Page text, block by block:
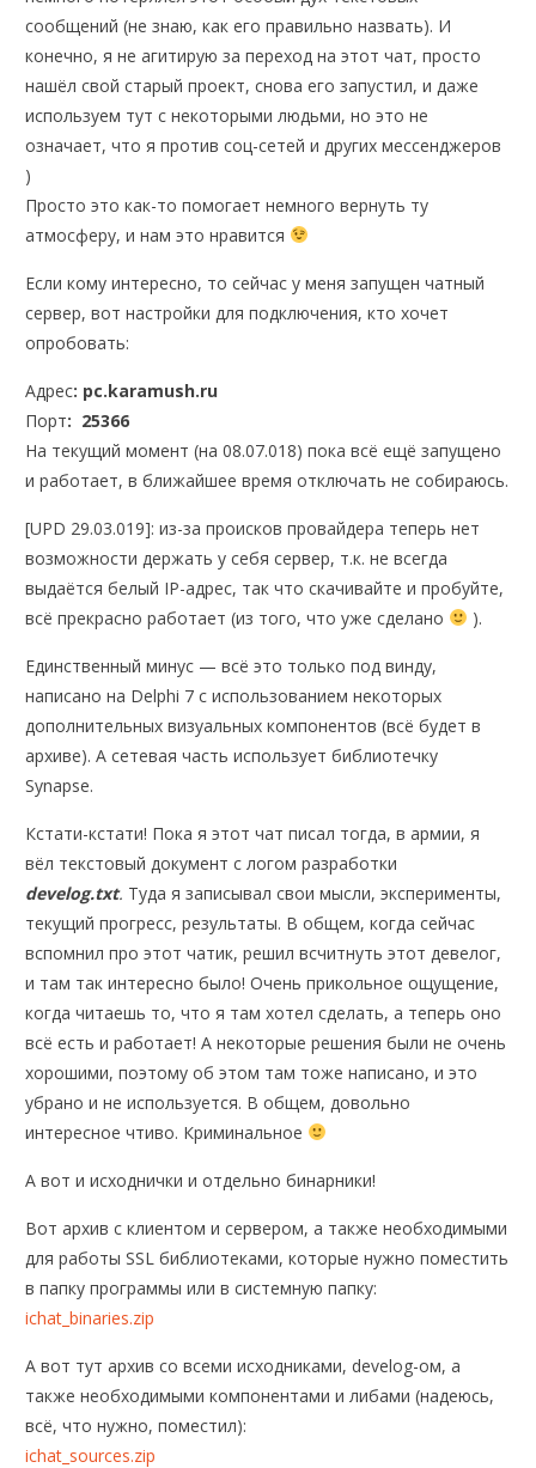
сообщений (не знаю, как его правильно назвать). И
конечно, я не агитирую за переход на этот чат, просто
нашёл свой старый проект, снова его запустил, и даже
используем тут с некоторыми людьми, но это не
означает, что я против соц-сетей и других мессенджеров
)
Просто это как-то помогает немного вернуть ту
атмосферу, и нам это нравится
Если кому интересно, то сейчас у меня запущен чатный
сервер, вот настройки для подключения, кто хочет
опробовать:
Адрес: pc.karamush.ru
Порт: 25366
На текущий момент (на 08.07.018) пока всё ещё запущено
и работает, в ближайшее время отключать не собираюсь.
[UPD 29.03.019]: из-за происков провайдера теперь нет
возможности держать у себя сервер, т.к. не всегда
выдаётся белый IP-адрес, так что скачивайте и пробуйте,
всё прекрасно работает (из того, что уже сделано
).
Единственный минус — всё это только под винду,
написано на Delphi 7 с использованием некоторых
дополнительных визуальных компонентов (всё будет в
архиве). А сетевая часть использует библиотечку
Synapse.
Кстати-кстати! Пока я этот чат писал тогда, в армии, я
вёл текстовый документ с логом разработки
develog.txt. Туда я записывал свои мысли, эксперименты,
текущий прогресс, результаты. В общем, когда сейчас
вспомнил про этот чатик, решил всчитнуть этот девелог,
и там так интересно было! Очень прикольное ощущение,
когда читаешь то, что я там хотел сделать, а теперь оно
всё есть и работает! А некоторые решения были не очень
хорошими, поэтому об этом там тоже написано, и это
убрано и не используется. В общем, довольно
интересное чтиво. Криминальное
А вот и исходнички и отдельно бинарники!
Вот архив с клиентом и сервером, а также необходимыми
для работы SSL библиотеками, которые нужно поместить
в папку программы или в системную папку:
ichat_binaries.zip
А вот тут архив со всеми исходниками, develog-ом, а
также необходимыми компонентами и либами (надеюсь,
всё, что нужно, поместил):
ichat_sources.zip